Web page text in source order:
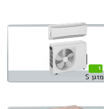
1
מזגן S